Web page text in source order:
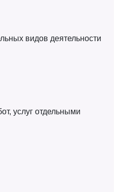
видов деятельности
услуг отдельными